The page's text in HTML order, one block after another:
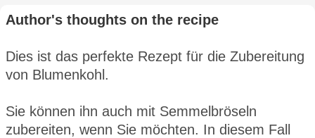
Author's thoughts on the recipe
Dies ist das perfekte Rezept für die Zubereitung
von Blumenkohl.
Sie können ihn auch mit Semmelbröseln
zubereiten, wenn Sie möchten. In diesem Fall